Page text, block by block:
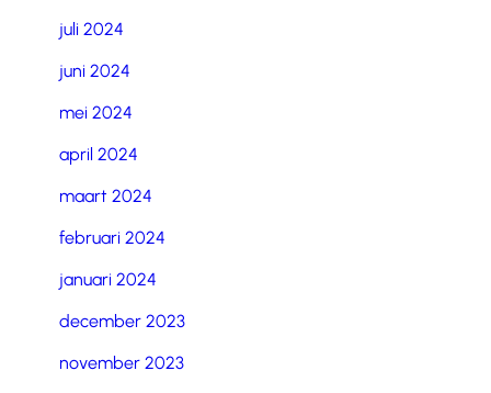
juli 2024
juni 2024
mei 2024
april 2024
maart 2024
februari 2024
januari 2024
december 2023
november 2023